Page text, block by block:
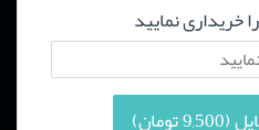
خریداری نمایید
تومان)